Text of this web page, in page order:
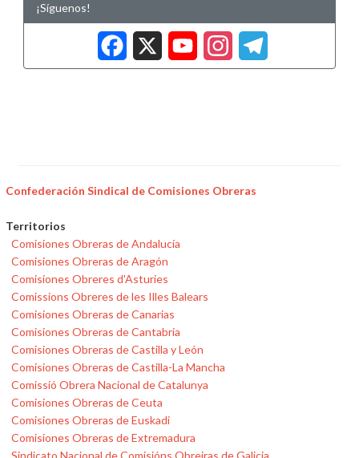
¡Síguenos!
Facebook
X
Confederación Sindical de Comisiones Obreras
Territorios
Comisiones Obreras de Andalucía
Comisiones Obreras de Aragón
Comisiones Obreres d'Asturies
Comissions Obreres de les Illes Balears
Comisiones Obreras de Canarias
Comisiones Obreras de Cantabria
Comisiones Obreras de Castilla y León
Comisiones Obreras de Castilla-La Mancha
Comissió Obrera Nacional de Catalunya
Comisiones Obreras de Ceuta
Comisiones Obreras de Euskadi
Comisiones Obreras de Extremadura
Sindicato Nacional de Comisións Obreiras de Galicia